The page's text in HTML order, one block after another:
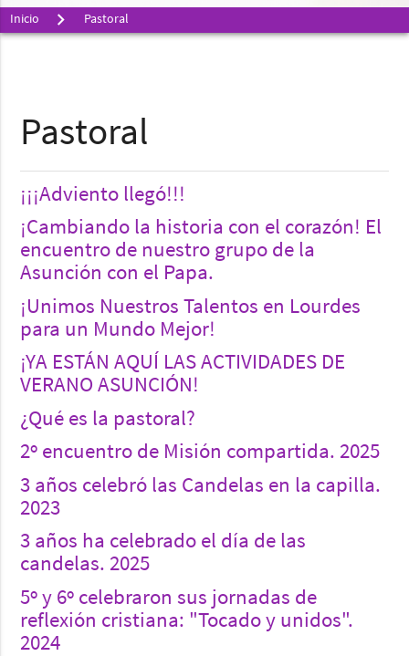
Inicio Pastoral
Pastoral
¡¡¡Adviento llegó!!!
¡Cambiando la historia con el corazón! El
encuentro de nuestro grupo de la
Asunción con el Papa.
¡Unimos Nuestros Talentos en Lourdes
para un Mundo Mejor!
¡YA ESTÁN AQUÍ LAS ACTIVIDADES DE
VERANO ASUNCIÓN!
¿Qué es la pastoral?
2º encuentro de Misión compartida. 2025
3 años celebró las Candelas en la capilla.
2023
3 años ha celebrado el día de las
candelas. 2025
5º y 6º celebraron sus jornadas de
reflexión cristiana: "Tocado y unidos".
2024